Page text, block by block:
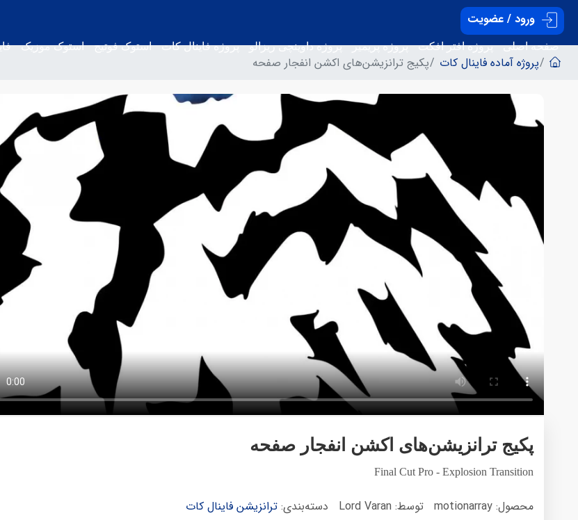
ورود / عضویت
صفحه اصلی پروژه افتر افکت پروژه پریمیر پروژه داوینچی ریزالو پروژه فاینال کات استوک فوتیج استوک موزیک
پروژه آماده فاینال کات
پکیج ترانزیشن‌های اکشن انفجار صفحه
پکیج ترانزیشن‌های اکشن انفجار صفحه
Final Cut Pro - Explosion Transition
محصول: motionarray توسط: Lord Varan دسته‌بندی: ترانزیشن فاینال کات